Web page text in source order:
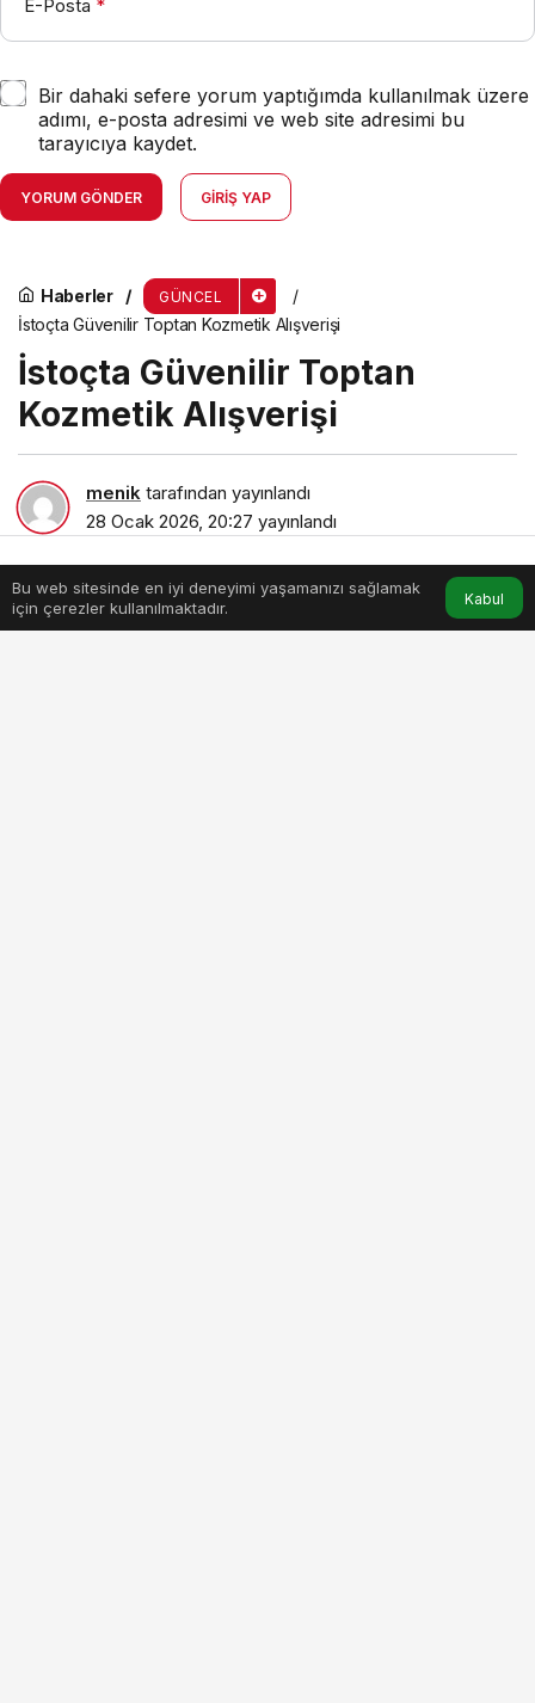
E-Posta *
Bir dahaki sefere yorum yaptığımda kullanılmak üzere
adımı, e-posta adresimi ve web site adresimi bu
tarayıcıya kaydet.
YORUM GÖNDER GIRIŞ YAP
Haberler GÜNCEL
İstoçta Güvenilir Toptan Kozmetik Alışverişi
İstoçta Güvenilir Toptan
Kozmetik Alışverişi
menik tarafından yayınlandı
28 Ocak 2026, 20:27 yayınlandı
Bu web sitesinde en iyi deneyimi yaşamanızı sağlamak
için çerezler kullanılmaktadır.
Kabul
Anasayfa Akış Hesabım